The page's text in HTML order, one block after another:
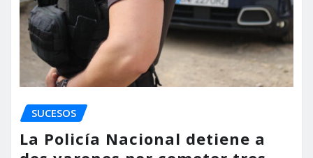
SUCESOS
La Policía Nacional detiene a